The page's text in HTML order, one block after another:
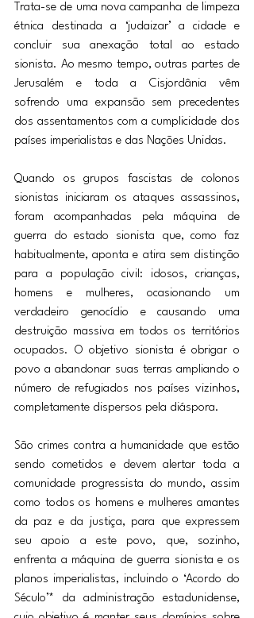
Trata-se de uma nova campanha de limpeza
étnica destinada a ‘judaizar’ a cidade e
concluir sua anexação total ao estado
sionista. Ao mesmo tempo, outras partes de
Jerusalém e toda a Cisjordânia vêm
sofrendo uma expansão sem precedentes
dos assentamentos com a cumplicidade dos
países imperialistas e das Nações Unidas.
Quando os grupos fascistas de colonos
sionistas iniciaram os ataques assassinos,
foram acompanhadas pela máquina de
guerra do estado sionista que, como faz
habitualmente, aponta e atira sem distinção
para a população civil: idosos, crianças,
homens e mulheres, ocasionando um
verdadeiro genocídio e causando uma
destruição massiva em todos os territórios
ocupados. O objetivo sionista é obrigar o
povo a abandonar suas terras ampliando o
número de refugiados nos países vizinhos,
completamente dispersos pela diáspora.
São crimes contra a humanidade que estão
sendo cometidos e devem alertar toda a
comunidade progressista do mundo, assim
como todos os homens e mulheres amantes
da paz e da justiça, para que expressem
seu apoio a este povo, que, sozinho,
enfrenta a máquina de guerra sionista e os
planos imperialistas, incluindo o ‘Acordo do
Século’* da administração estadunidense,